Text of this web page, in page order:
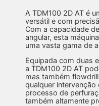
A TDM100 2D AT é
versátil e com
Com a capacidade
angular, esta
uma vasta gama de
Equipada com duas
a TDM100 2D AT
mas também
qualquer
processo de
também altamente